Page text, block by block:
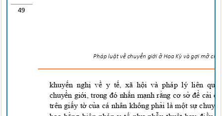
49
Pháp luật vềchuyển giớiởHoaKỳvà gợi mởcho
khuyến nghị về y tế, xã hội và pháp lyliên
chuyển giới, trong đó nhấn mạnh rằng cơ sở để cải
trên giấy tờ của cá nhân không phải là một sự